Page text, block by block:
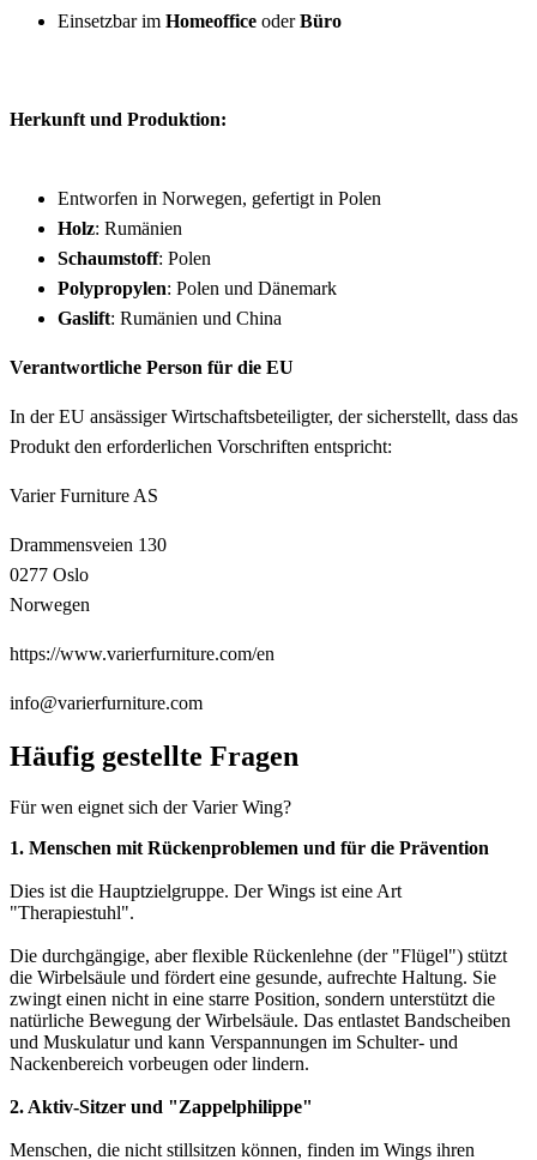
Einsetzbar im Homeoffice oderBüro
Herkunft und Produktion:
Entworfen in Norwegen, gefertigt in Polen
Holz: Rumänien
Schaumstoff: Polen
Polypropylen: Polen und Dänemark
Gaslift: Rumänien und China
Verantwortliche Person für die EU
In der EU ansässiger Wirtschaftsbeteiligter, der sicherstellt, dass das
Produkt den erforderlichen Vorschriften entspricht:
Varier Furniture AS
Drammensveien 130
0277 Oslo
Norwegen
https://www.varierfurniture.com/en
info@varierfurniture.com
Häufig gestellte Fragen
Für wen eignet sich der Varier Wing?
1. Menschen mit Rückenproblemen und für die Prävention
Dies ist die Hauptzielgruppe. Der Wings ist eine Art
"Therapiestuhl".
Die durchgängige, aber flexible Rückenlehne (der "Flügel") stützt
die Wirbelsäule und fördert eine gesunde, aufrechte Haltung. Sie
zwingt einen nicht in eine starre Position, sondern unterstützt die
natürliche Bewegung der Wirbelsäule. Das entlastet Bandscheiben
und Muskulatur und kann Verspannungen im Schulter- und
Nackenbereich vorbeugen oder lindern.
2. Aktiv-Sitzer und "Zappelphilippe"
Menschen, die nicht stillsitzen können, finden im Wings ihren